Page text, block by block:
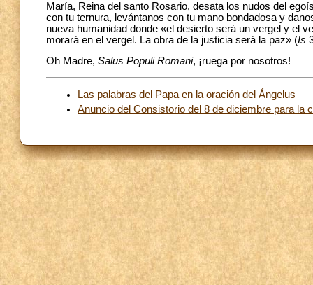
María, Reina del santo Rosario, desata los nudos del
con tu ternura, levántanos con tu mano bondadosa y
nueva humanidad donde «el desierto será un vergel y el
morará en el vergel. La obra de la justicia será la paz» (Is
Oh Madre, Salus Populi Romani, ¡ruega por nosotros!
Las palabras del Papa en la oración del Ángelus
Anuncio del Consistorio del 8 de diciembre para la